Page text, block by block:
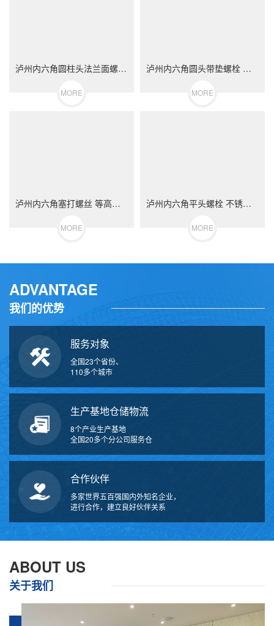
泸州内六角圆柱头法兰面螺栓 不锈钢（304/316）碳钢 合金钢
MORE
泸州内六角圆头带垫螺栓 不锈钢（304/316）碳钢 合金钢
MORE
泸州内六角塞打螺丝 等高限位螺栓 不锈钢（304/316）碳钢 合金钢
MORE
泸州内六角平头螺栓 不锈钢（304/316）碳钢 合金钢
MORE
ADVANTAGE
我们的优势
服务对象
全国23个省份、
110多个城市
生产基地仓储物流
8个产业生产基地
全国20多个分公司服务仓
合作伙伴
多家世界五百强国内外知名企业，
进行合作，建立良好伙伴关系
ABOUT US
关于我们
品